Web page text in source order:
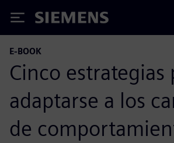
Siemens
E-BOOK
Cinco estrategias
adaptarse a los
de